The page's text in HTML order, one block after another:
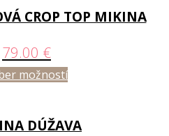
CROP TOP MIKINA
79.00 €
možností
DÚŽAVA